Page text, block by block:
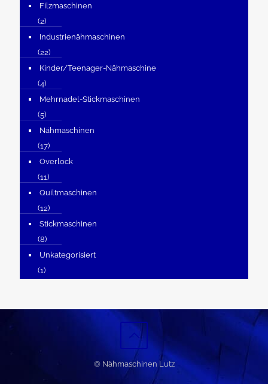
Filzmaschinen
(2)
Industrienähmaschinen
(22)
Kinder/Teenager-Nähmaschine
(4)
Mehrnadel-Stickmaschinen
(5)
Nähmaschinen
(17)
Overlock
(11)
Quiltmaschinen
(12)
Stickmaschinen
(8)
Unkategorisiert
(1)
© Nähmaschinen Lutz